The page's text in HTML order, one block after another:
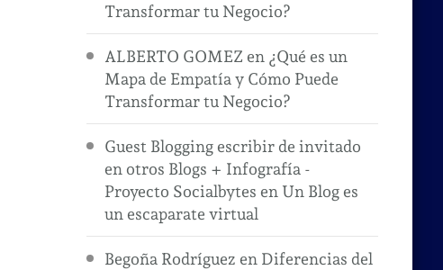
Transformar tu Negocio?
ALBERTO GOMEZ en ¿Qué es un
Mapa de Empatía y Cómo Puede
Transformar tu Negocio?
Guest Blogging escribir de invitado
en otros Blogs + Infografía -
Proyecto Socialbytes en Un Blog es
un escaparate virtual
Begoña Rodríguez en Diferencias del